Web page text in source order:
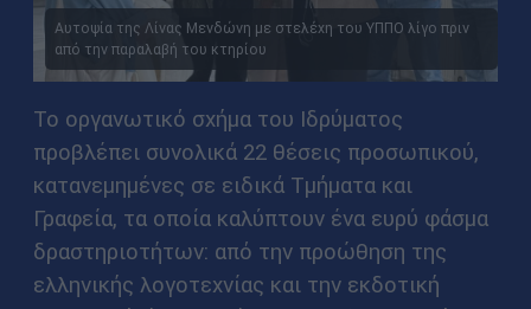
Αυτοψία της Λίνας Μενδώνη με στελέχη του ΥΠΠΟ λίγο πριν
από την παραλαβή του κτηρίου
Το οργανωτικό σχήμα του Ιδρύματος
προβλέπει συνολικά 22 θέσεις προσωπικού,
κατανεμημένες σε ειδικά Τμήματα και
Γραφεία, τα οποία καλύπτουν ένα ευρύ φάσμα
δραστηριοτήτων: από την προώθηση της
ελληνικής λογοτεχνίας και την εκδοτική